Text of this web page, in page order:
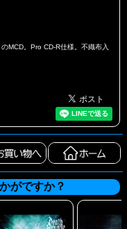
MCD。Pro CD-R仕様。不織布入
がですか？